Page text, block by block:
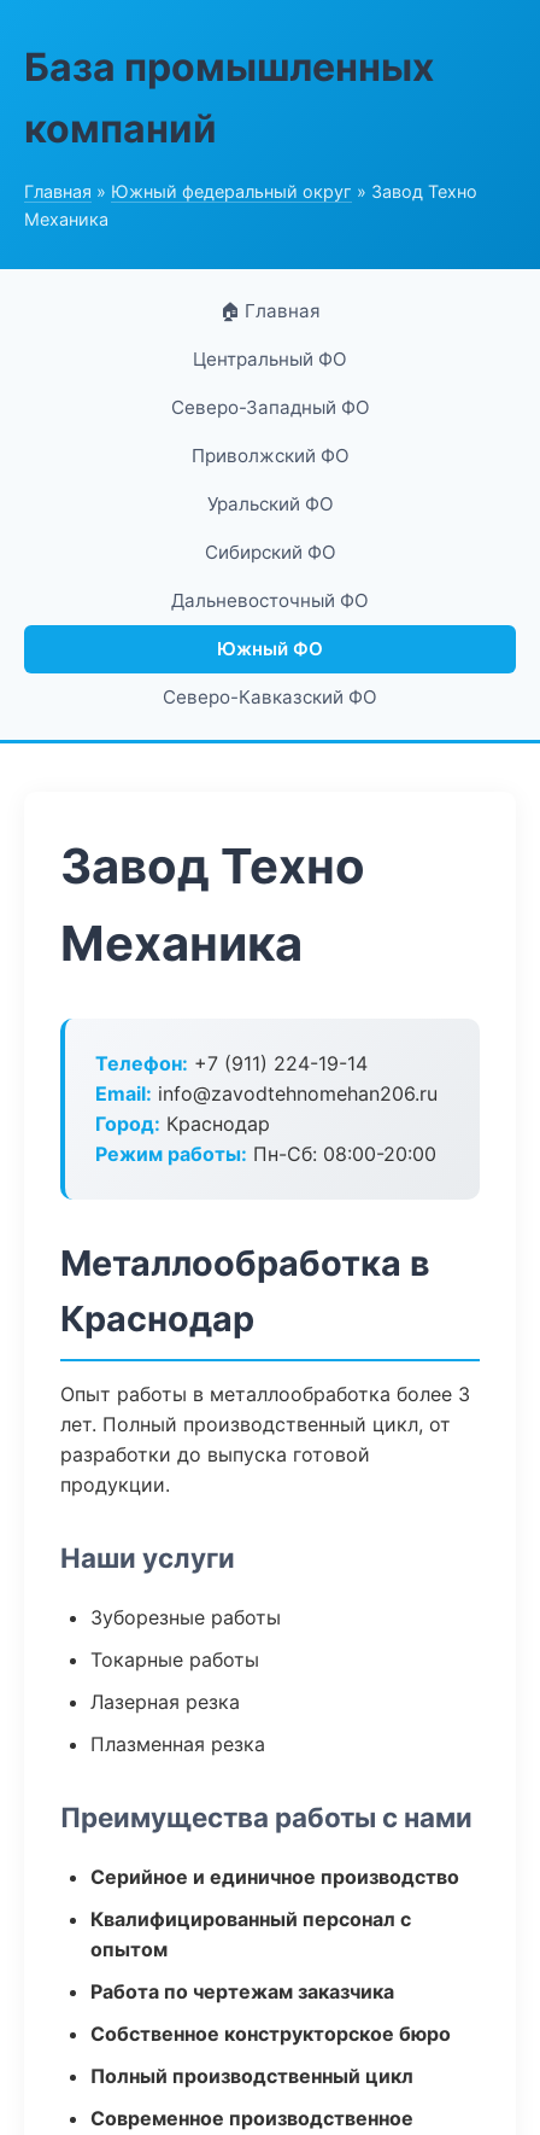
База промышленных
компаний
Главная » Южный федеральный округ » Завод Техно
Механика
🏠 Главная
Центральный ФО
Северо-Западный ФО
Приволжский ФО
Уральский ФО
Сибирский ФО
Дальневосточный ФО
Южный ФО
Северо-Кавказский ФО
Завод Техно
Механика
Телефон: +7 (911) 224-19-14
Email: info@zavodtehnomehan206.ru
Город: Краснодар
Режим работы: Пн-Сб: 08:00-20:00
Металлообработка в
Краснодар
Опыт работы в металлообработка более 3
лет. Полный производственный цикл, от
разработки до выпуска готовой
продукции.
Наши услуги
Зуборезные работы
Токарные работы
Лазерная резка
Плазменная резка
Преимущества работы с нами
Серийное и единичное производство
Квалифицированный персонал с
опытом
Работа по чертежам заказчика
Собственное конструкторское бюро
Полный производственный цикл
Современное производственное